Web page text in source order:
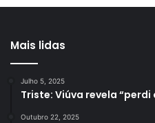
Mais lidas
Julho 5, 2025
Triste: Viúva revela
Outubro 22, 2025